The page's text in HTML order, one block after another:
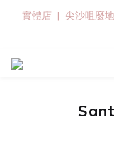
實體店  |  尖沙咀麼